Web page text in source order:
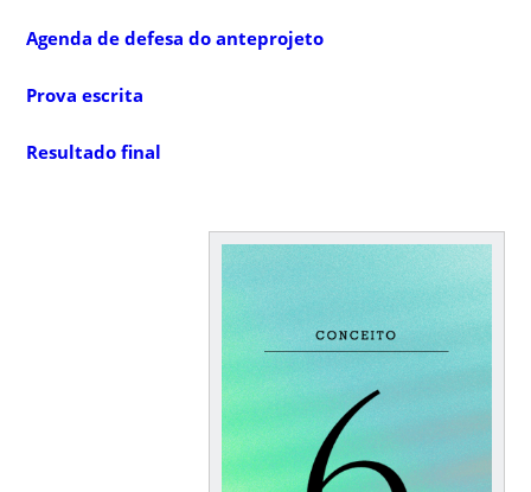
Agenda de defesa do anteprojeto
Prova escrita
Resultado final